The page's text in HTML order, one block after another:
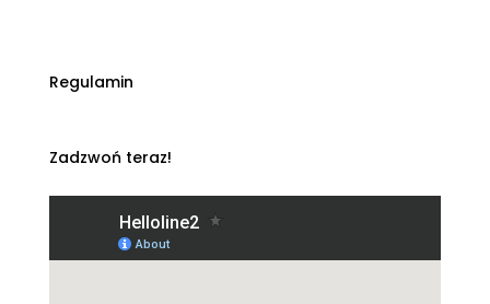
Regulamin
Zadzwoń teraz!